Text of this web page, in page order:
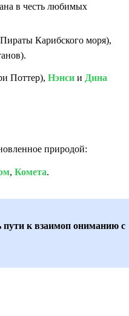
в честь любимых
Карибского моря),
Поттер), Нэнси и Дина
природой:
, Комета.
к взаимоп ониманию с